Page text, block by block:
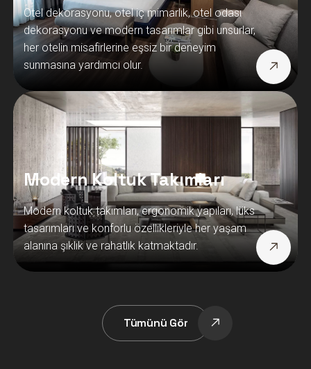
Otel dekorasyonu, otel iç mimarlık, otel odası
dekorasyonu ve modern tasarımlar gibi unsurlar,
her otelin misafirlerine eşsiz bir deneyim
sunmasına yardımcı olur.
Modern Koltuk Takımları
Modern koltuk takımları, ergonomik yapıları, lüks
tasarımları ve konforlu özellikleriyle her yaşam
alanına şıklık ve rahatlık katmaktadır.
Tümünü Gör